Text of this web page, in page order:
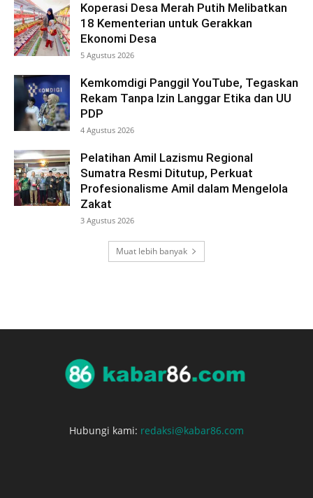
Koperasi Desa Merah Putih Melibatkan
18 Kementerian untuk Gerakkan
Ekonomi Desa
5 Agustus 2026
Kemkomdigi Panggil YouTube, Tegaskan
Rekam Tanpa Izin Langgar Etika dan UU
PDP
4 Agustus 2026
Pelatihan Amil Lazismu Regional
Sumatra Resmi Ditutup, Perkuat
Profesionalisme Amil dalam Mengelola
Zakat
3 Agustus 2026
Muat lebih banyak
Hubungi kami: redaksi@kabar86.com